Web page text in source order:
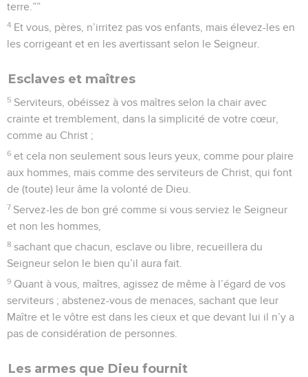
terre.””
4 Et vous, pères, n’irritez pas vos enfants, mais élevez-les en
les corrigeant et en les avertissant selon le Seigneur.
Esclaves et maîtres
5 Serviteurs, obéissez à vos maîtres selon la chair avec
crainte et tremblement, dans la simplicité de votre cœur,
comme au Christ ;
6 et cela non seulement sous leurs yeux, comme pour plaire
aux hommes, mais comme des serviteurs de Christ, qui font
de (toute) leur âme la volonté de Dieu.
7 Servez-les de bon gré comme si vous serviez le Seigneur
et non les hommes,
8 sachant que chacun, esclave ou libre, recueillera du
Seigneur selon le bien qu’il aura fait.
9 Quant à vous, maîtres, agissez de même à l’égard de vos
serviteurs ; abstenez-vous de menaces, sachant que leur
Maître et le vôtre est dans les cieux et que devant lui il n’y a
pas de considération de personnes.
Les armes que Dieu fournit